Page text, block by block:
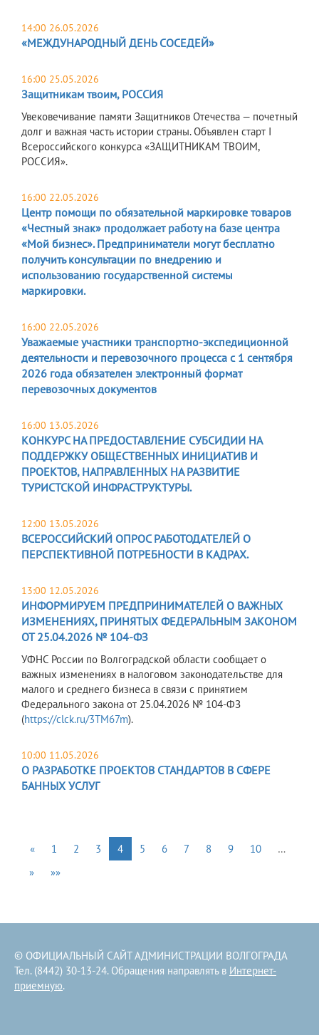
14:00 26.05.2026
«МЕЖДУНАРОДНЫЙ ДЕНЬ СОСЕДЕЙ»
16:00 25.05.2026
Защитникам твоим, РОССИЯ
Увековечивание памяти Защитников Отечества — почетный
долг и важная часть истории страны. Объявлен старт I
Всероссийского конкурса «ЗАЩИТНИКАМ ТВОИМ,
РОССИЯ».
16:00 22.05.2026
Центр помощи по обязательной маркировке товаров
«Честный знак» продолжает работу на базе центра
«Мой бизнес». Предприниматели могут бесплатно
получить консультации по внедрению и
использованию государственной системы
маркировки.
16:00 22.05.2026
Уважаемые участники транспортно-экспедиционной
деятельности и перевозочного процесса с 1 сентября
2026 года обязателен электронный формат
перевозочных документов
16:00 13.05.2026
КОНКУРС НА ПРЕДОСТАВЛЕНИЕ СУБСИДИИ НА
ПОДДЕРЖКУ ОБЩЕСТВЕННЫХ ИНИЦИАТИВ И
ПРОЕКТОВ, НАПРАВЛЕННЫХ НА РАЗВИТИЕ
ТУРИСТСКОЙ ИНФРАСТРУКТУРЫ.
12:00 13.05.2026
ВСЕРОССИЙСКИЙ ОПРОС РАБОТОДАТЕЛЕЙ О
ПЕРСПЕКТИВНОЙ ПОТРЕБНОСТИ В КАДРАХ.
13:00 12.05.2026
ИНФОРМИРУЕМ ПРЕДПРИНИМАТЕЛЕЙ О ВАЖНЫХ
ИЗМЕНЕНИЯХ, ПРИНЯТЫХ ФЕДЕРАЛЬНЫМ ЗАКОНОМ
ОТ 25.04.2026 № 104-ФЗ
УФНС России по Волгоградской области сообщает о
важных изменениях в налоговом законодательстве для
малого и среднего бизнеса в связи с принятием
Федерального закона от 25.04.2026 № 104-ФЗ
(https://clck.ru/3TM67m).
10:00 11.05.2026
О РАЗРАБОТКЕ ПРОЕКТОВ СТАНДАРТОВ В СФЕРЕ
БАННЫХ УСЛУГ
« 1 2 3 4 5 6 7 8 9 10
…
»
»»
© ОФИЦИАЛЬНЫЙ САЙТ АДМИНИСТРАЦИИ ВОЛГОГРАДА
Тел. (8442) 30-13-24. Обращения направлять в Интернет-
приемную.